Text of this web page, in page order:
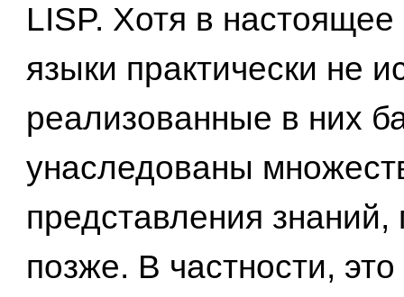
LISP. Хотя в
языки практически не
реализованные в них
унаследованы
представления
позже. В частности,